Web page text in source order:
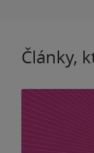
Články,